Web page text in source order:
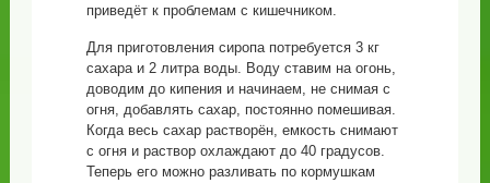
приведёт к проблемам с кишечником.
Для приготовления сиропа потребуется 3 кг
сахара и 2 литра воды. Воду ставим на огонь,
доводим до кипения и начинаем, не снимая с
огня, добавлять сахар, постоянно помешивая.
Когда весь сахар растворён, емкость снимают
с огня и раствор охлаждают до 40 градусов.
Теперь его можно разливать по кормушкам